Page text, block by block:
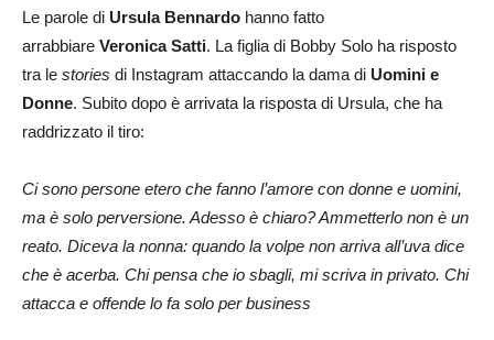
Le parole di Ursula Bennardo hanno fatto
arrabbiare Veronica Satti. La figlia di Bobby Solo ha risposto
tra le stories di Instagram attaccando la dama di Uomini e
Donne. Subito dopo è arrivata la risposta di Ursula, che ha
raddrizzato il tiro:
Ci sono persone etero che fanno l’amore con donne e uomini,
ma è solo perversione. Adesso è chiaro? Ammetterlo non è un
reato. Diceva la nonna: quando la volpe non arriva all’uva dice
che è acerba. Chi pensa che io sbagli, mi scriva in privato. Chi
attacca e offende lo fa solo per business